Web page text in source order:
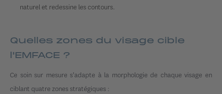
naturel et redessine les contours.
Quelles zones du visage cible
l'EMFACE ?
Ce soin sur mesure s'adapte à la morphologie de chaque visage en
ciblant quatre zones stratégiques :